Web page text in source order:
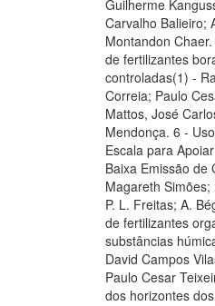
Guilherme
Carvalho Balieiro;
Montandon
de fertilizantes
controladas(1) -
Correia; Paulo
Mattos, José
Mendonça. 6 -
Escala para
Baixa Emissão de
Magareth
P. L. Freitas; A.
de fertilizantes
substâncias
David Campos
Paulo Cesar
dos horizontes